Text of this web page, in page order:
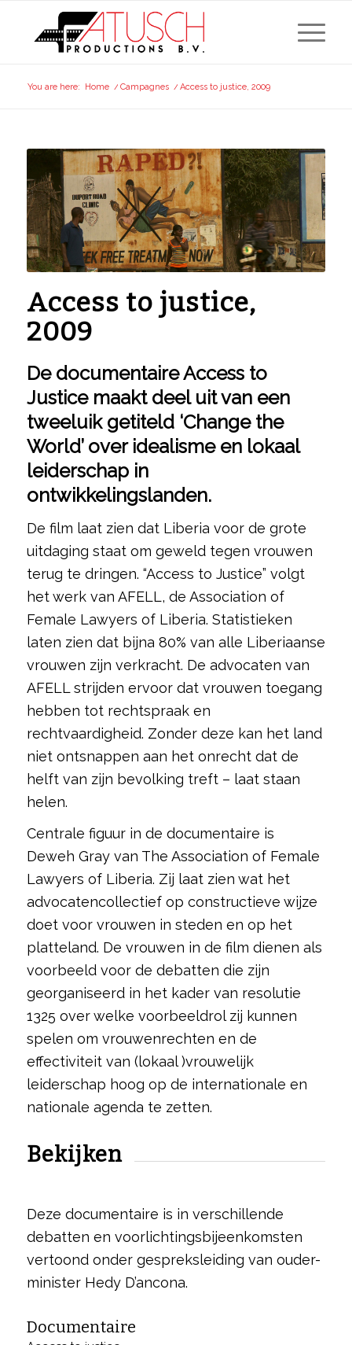
You are here: Home / Campagnes / Access to justice, 2009
Access to justice,
2009
De documentaire Access to
Justice maakt deel uit van een
tweeluik getiteld ‘Change the
World’ over idealisme en lokaal
leiderschap in
ontwikkelingslanden.
De film laat zien dat Liberia voor de grote
uitdaging staat om geweld tegen vrouwen
terug te dringen. “Access to Justice” volgt
het werk van AFELL, de Association of
Female Lawyers of Liberia. Statistieken
laten zien dat bijna 80% van alle Liberiaanse
vrouwen zijn verkracht. De advocaten van
AFELL strijden ervoor dat vrouwen toegang
hebben tot rechtspraak en
rechtvaardigheid. Zonder deze kan het land
niet ontsnappen aan het onrecht dat de
helft van zijn bevolking treft – laat staan
helen.
Centrale figuur in de documentaire is
Deweh Gray van The Association of Female
Lawyers of Liberia. Zij laat zien wat het
advocatencollectief op constructieve wijze
doet voor vrouwen in steden en op het
platteland. De vrouwen in de film dienen als
voorbeeld voor de debatten die zijn
georganiseerd in het kader van resolutie
1325 over welke voorbeeldrol zij kunnen
spelen om vrouwenrechten en de
effectiviteit van (lokaal )vrouwelijk
leiderschap hoog op de internationale en
nationale agenda te zetten.
Bekijken
Deze documentaire is in verschillende
debatten en voorlichtingsbijeenkomsten
vertoond onder gespreksleiding van ouder-
minister Hedy D’ancona.
Documentaire